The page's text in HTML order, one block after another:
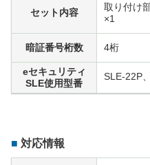
セット内容
取り付け
×1
暗証番号桁数 4桁
eセキュリティ
SLE使用型番
SLE-22P
対応情報